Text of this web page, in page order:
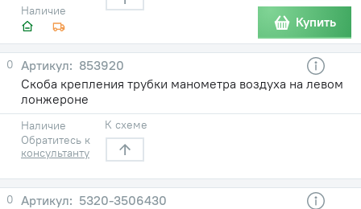
Наличие
Купить
0
853920
Скоба крепления трубки манометра воздуха на левом
лонжероне
Наличие
Обратитесь к
консультанту
К схеме
0
5320-3506430